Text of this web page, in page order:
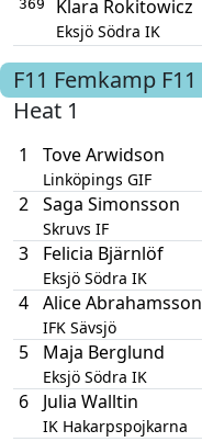
369 Klara Rokitowicz
Eksjö Södra IK
F11 Femkamp F11
Heat 1
1 Tove Arwidson
Linköpings GIF
2 Saga Simonsson
Skruvs IF
3 Felicia Bjärnlöf
Eksjö Södra IK
4 Alice Abrahamsson
IFK Sävsjö
5 Maja Berglund
Eksjö Södra IK
6 Julia Walltin
IK Hakarpspojkarna